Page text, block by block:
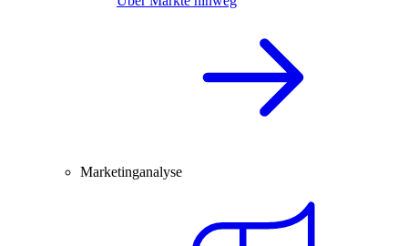
Marketinganalyse